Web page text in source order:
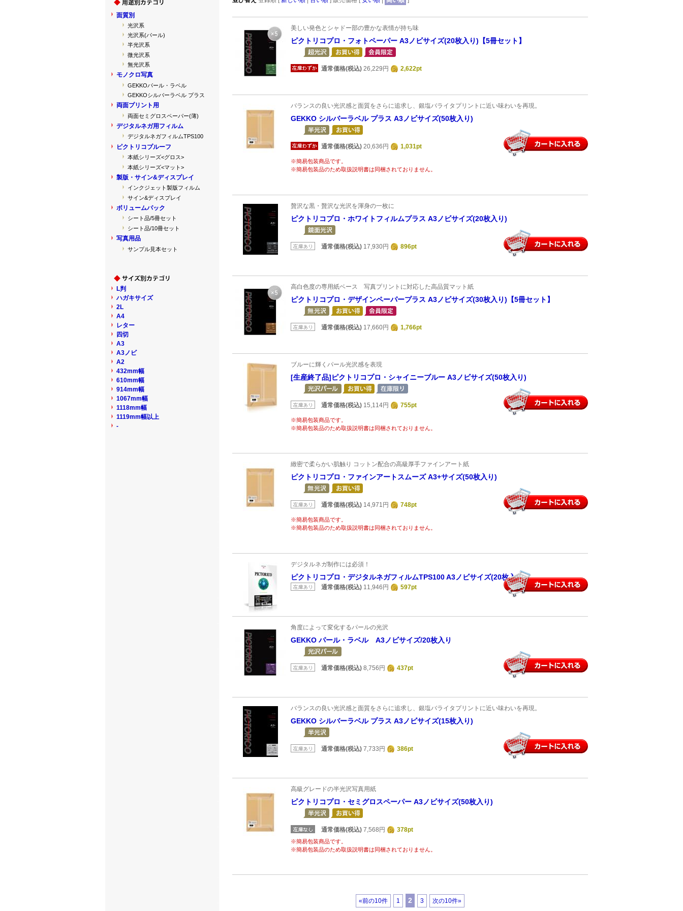
美しい発色とシャドー部の豊かな表情が持ち味
ピクトリコプロ・フォトペーパー A3ノビサイズ(20枚入り)【5冊セット】
通常価格(税込) 26,229円 2,622pt
バランスの良い光沢感と面質をさらに追求し、銀塩バライタプリントに近い味わいを再現。
GEKKO シルバーラベル プラス A3ノビサイズ(50枚入り)
通常価格(税込) 20,636円 1,031pt
※簡易包装商品です。
※簡易包装品のため取扱説明書は同梱されておりません。
贅沢な黒・贅沢な光沢を渾身の一枚に
ピクトリコプロ・ホワイトフィルムプラス A3ノビサイズ(20枚入り)
通常価格(税込) 17,930円 896pt
高白色度の専用紙ベース 写真プリントに対応した高品質マット紙
ピクトリコプロ・デザインペーパープラス A3ノビサイズ(30枚入り)【5冊セット】
通常価格(税込) 17,660円 1,766pt
ブルーに輝くパール光沢感を表現
[生産終了品]ピクトリコプロ・シャイニーブルー A3ノビサイズ(50枚入り)
通常価格(税込) 15,114円 755pt
※簡易包装商品です。
※簡易包装品のため取扱説明書は同梱されておりません。
緻密で柔らかい肌触り コットン配合の高級厚手ファインアート紙
ピクトリコプロ・ファインアートスムーズ A3+サイズ(50枚入り)
通常価格(税込) 14,971円 748pt
※簡易包装商品です。
※簡易包装品のため取扱説明書は同梱されておりません。
デジタルネガ制作には必須！
ピクトリコプロ・デジタルネガフィルムTPS100 A3ノビサイズ(20枚入り)
通常価格(税込) 11,946円 597pt
角度によって変化するパールの光沢
GEKKO パール・ラベル A3ノビサイズ/20枚入り
通常価格(税込) 8,756円 437pt
バランスの良い光沢感と面質をさらに追求し、銀塩バライタプリントに近い味わいを再現。
GEKKO シルバーラベル プラス A3ノビサイズ(15枚入り)
通常価格(税込) 7,733円 386pt
高級グレードの半光沢写真用紙
ピクトリコプロ・セミグロスペーパー A3ノビサイズ(50枚入り)
通常価格(税込) 7,568円 378pt
※簡易包装商品です。
※簡易包装品のため取扱説明書は同梱されておりません。
«前の10件 1 2 3 次の10件»
面質別
光沢系
光沢系(パール)
半光沢系
微光沢系
無光沢系
モノクロ写真
GEKKOパール・ラベル
GEKKOシルバーラベル プラス
両面プリント用
両面セミグロスペーパー(薄)
デジタルネガ用フィルム
デジタルネガフィルムTPS100
ピクトリコプルーフ
本紙シリーズ<グロス>
本紙シリーズ<マット>
製版・サイン&ディスプレイ
インクジェット製版フィルム
サイン&ディスプレイ
ボリュームパック
シート品/5冊セット
シート品/10冊セット
写真用品
サンプル見本セット
L判
ハガキサイズ
2L
A4
レター
四切
A3
A3ノビ
A2
432mm幅
610mm幅
914mm幅
1067mm幅
1118mm幅
1119mm幅以上
-